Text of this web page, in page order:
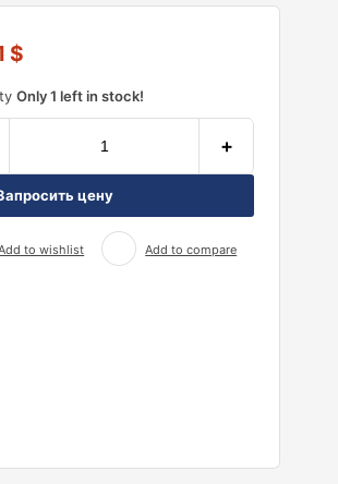
$
Only 1 left in stock!
+
цену
to wishlist Add to compare